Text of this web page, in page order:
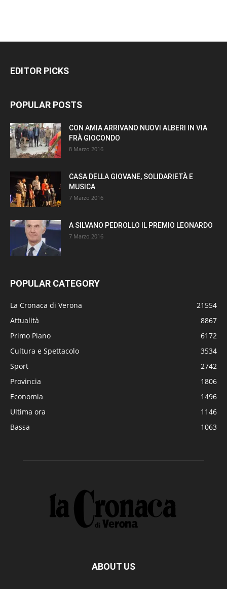
EDITOR PICKS
POPULAR POSTS
CON AMIA ARRIVANO NUOVI ALBERI IN VIA
FRÀ GIOCONDO
8 Marzo 2016
CASA DELLA GIOVANE, SOLIDARIETÀ E
MUSICA
7 Marzo 2016
A SILVANO PEDROLLO IL PREMIO LEONARDO
7 Marzo 2016
POPULAR CATEGORY
La Cronaca di Verona
21554
Attualità
8867
Primo Piano
6172
Cultura e Spettacolo
3534
Sport
2742
Provincia
1806
Economia
1496
Ultima ora
1146
Bassa
1063
ABOUT US